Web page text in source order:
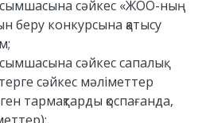
сәйкес «ЖОО-ның
беру конкурсына қатысу
сәйкес сапалық
сәйкес мәліметтер
тармақтарды қоспағанда,